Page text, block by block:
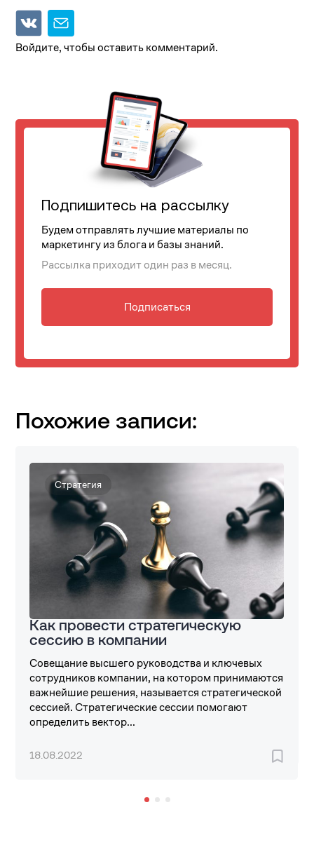
Войдите, чтобы оставить комментарий.
Подпишитесь на рассылку
Будем отправлять лучшие материалы по
маркетингу из блога и базы знаний.
Рассылка приходит один раз в месяц.
Подписаться
Похожие записи:
Стратегия
Как провести стратегическую
сессию в компании
Совещание высшего руководства и ключевых
сотрудников компании, на котором принимаются
важнейшие решения, называется стратегической
сессией. Стратегические сессии помогают
определить вектор...
18.08.2022